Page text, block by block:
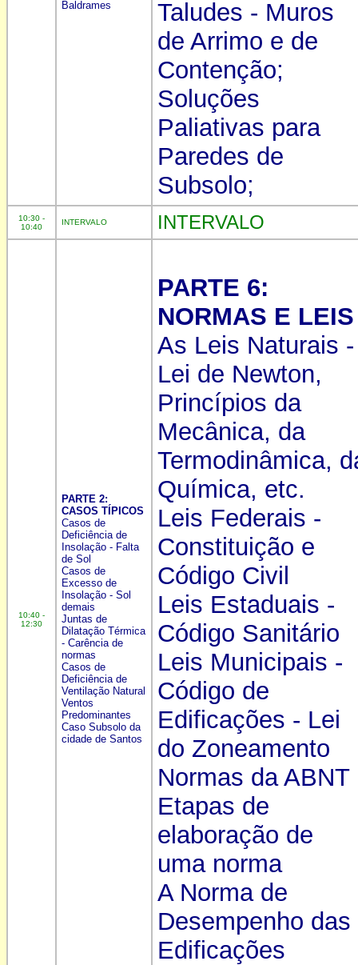
Baldrames
Taludes - Muros
de Arrimo e de
Contenção;
Soluções
Paliativas para
Paredes de
Subsolo;
10:30 -
10:40
INTERVALO INTERVALO
10:40 -
12:30
PARTE 2:
CASOS TÍPICOS
Casos de
Deficiência de
Insolação - Falta
de Sol
Casos de
Excesso de
Insolação - Sol
demais
Juntas de
Dilatação Térmica
- Carência de
normas
Casos de
Deficiência de
Ventilação Natural
Ventos
Predominantes
Caso Subsolo da
cidade de Santos
PARTE 6:
NORMAS E LEIS
As Leis Naturais -
Lei de Newton,
Princípios da
Mecânica, da
Termodinâmica,
Química, etc.
Leis Federais -
Constituição e
Código Civil
Leis Estaduais -
Código Sanitário
Leis Municipais -
Código de
Edificações - Lei
do Zoneamento
Normas da ABNT
Etapas de
elaboração de
uma norma
A Norma de
Desempenho das
Edificações